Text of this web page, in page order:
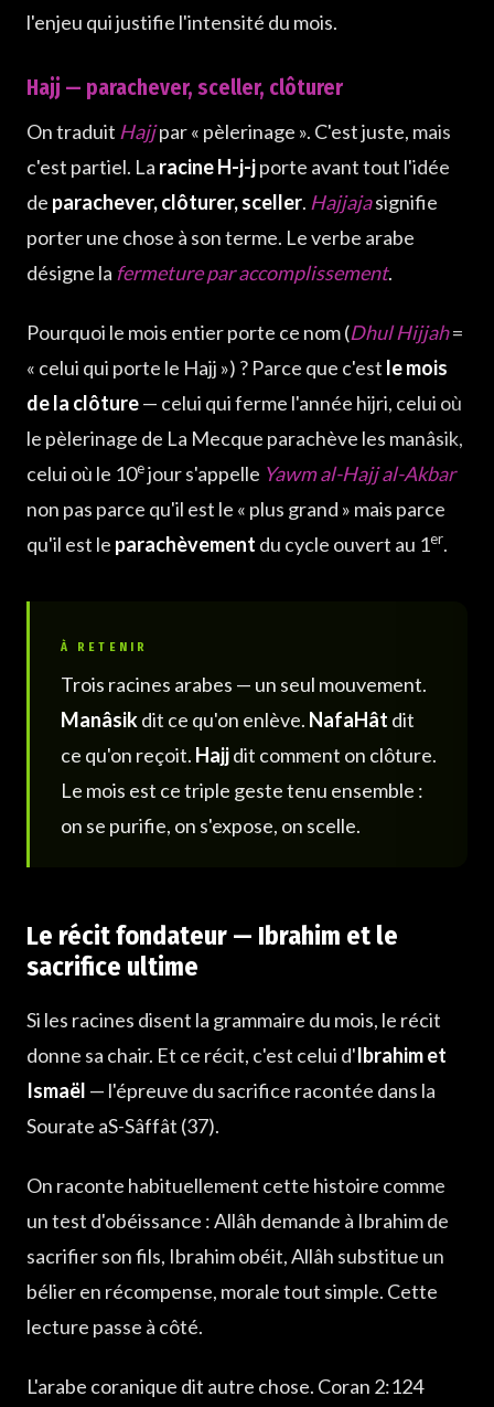
l'enjeu qui justifie l'intensité du mois.
Hajj — parachever, sceller, clôturer
On traduit Hajjpar « pèlerinage ». C'est juste, mais
c'est partiel. La racine H-j-jporte avant tout l'idée
de parachever, clôturer, sceller. Hajjajasignifie
porter une chose à son terme. Le verbe arabe
désigne la fermeture par accomplissement.
Pourquoi le mois entier porte ce nom (Dhul Hijjah=
« celui qui porte le Hajj ») ? Parce que c'est le mois
de la clôture— celui qui ferme l'année hijri, celui où
le pèlerinage de La Mecque parachève les manâsik,
celui où le 10ejour s'appelle Yawm al-Hajj al-Akbar
non pas parce qu'il est le « plus grand » mais parce
qu'il est le parachèvement du cycle ouvert au 1er.
À RETENIR
Trois racines arabes — un seul mouvement.
Manâsikdit ce qu'on enlève. NafaHât dit
ce qu'on reçoit. Hajjdit comment on clôture.
Le mois est ce triple geste tenu ensemble :
on se purifie, on s'expose, on scelle.
Le récit fondateur — Ibrahim et le
sacrifice ultime
Si les racines disent la grammaire du mois, le récit
donne sa chair. Et ce récit, c'est celui d'Ibrahim et
Ismaël — l'épreuve du sacrifice racontée dans la
Sourate aS-Sâffât (37).
On raconte habituellement cette histoire comme
un test d'obéissance : Allâh demande à Ibrahim de
sacrifier son fils, Ibrahim obéit, Allâh substitue un
bélier en récompense, morale tout simple. Cette
lecture passe à côté.
L'arabe coranique dit autre chose. Coran 2:124